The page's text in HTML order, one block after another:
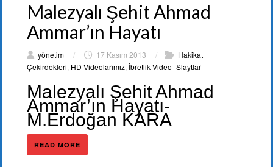
Malezyalı Şehit Ahmad
Ammar’ın Hayatı
yönetim / 17 Kasım 2013 /
Hakikat
Çekirdekleri HD Videolarımız İbretlik Video- Slaytlar
Malezyalı Şehit Ahmad
Ammar’ın Hayatı-
M.Erdoğan KARA
READ MORE